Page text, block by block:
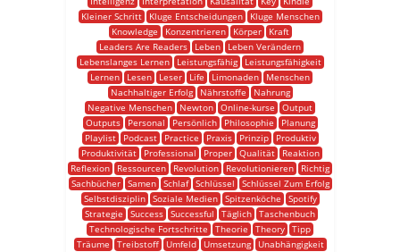
Kleiner Schritt
Kluge Entscheidungen
Kluge Menschen
Knowledge
Konzentrieren Körper
Kraft
Leaders Are Readers
Leben
Leben Verändern
Lebenslanges Lernen
Leistungsfähig
Leistungsfähigkeit
Lernen
Lesen Leser Life Limonaden
Menschen
Nachhaltiger Erfolg
Nährstoffe
Nahrung
Negative Menschen
Newton Online-kurse
Output
Outputs
Personal Persönlich Philosophie
Planung
Playlist
Podcast Practice Praxis Prinzip
Produktiv
Produktivität
Professional Proper Qualität
Reaktion
Reflexion
Ressourcen Revolution Revolutionieren
Richtig
Sachbücher
Samen Schlaf Schlüssel
Schlüssel Zum Erfolg
Selbstdisziplin
Soziale Medien Spitzenköche
Spotify
Strategie
Success Successful Täglich Taschenbuch
Technologische Fortschritte
Theorie Theory Tipp
Träume
Treibstoff Umfeld Umsetzung
Unabhängigkeit